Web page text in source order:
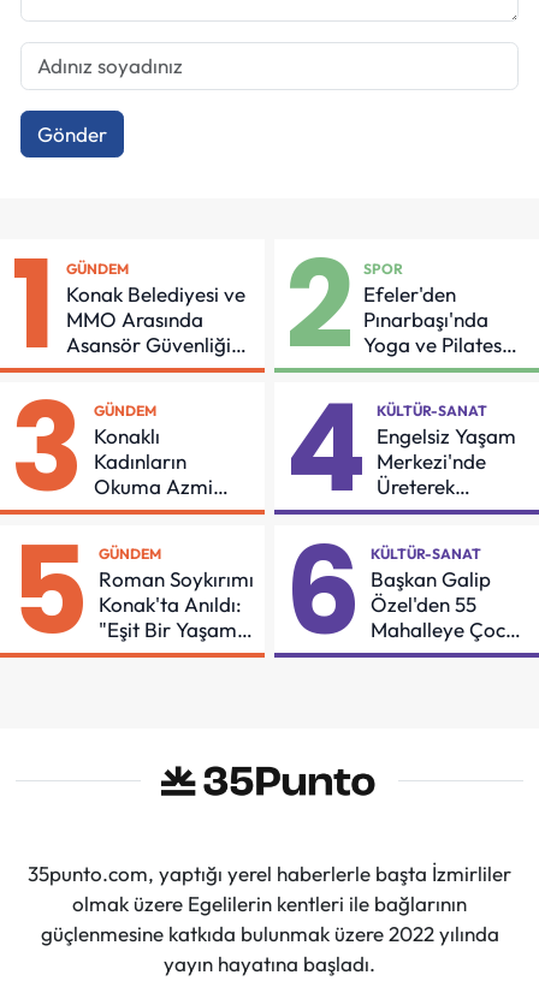
Gönder
1 GÜNDEM
Konak Belediyesi ve
MMO Arasında
Asansör Güvenliği
İçin Önemli Protokol
2 SPOR
Efeler'den
Pınarbaşı'nda
Yoga ve Pilates
Buluşması
3 GÜNDEM
Konaklı
Kadınların
Okuma Azmi
Örnek Oldu
4 KÜLTÜR-SANAT
Engelsiz Yaşam
Merkezi'nde
Üreterek
Güçleniyorlar
5 GÜNDEM
Roman Soykırımı
Konak'ta Anıldı:
"Eşit Bir Yaşam
İçin Mücadeleyi
6 KÜLTÜR-SANAT
Başkan Galip
Özel'den 55
Mahalleye Çocuk
Şenliği
35punto.com, yaptığı yerel haberlerle başta İzmirliler
olmak üzere Egelilerin kentleri ile bağlarının
güçlenmesine katkıda bulunmak üzere 2022 yılında
yayın hayatına başladı.